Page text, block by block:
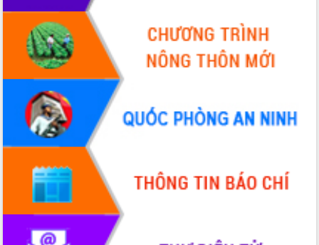
Đắk Lắk sẵn sàng các điều kiện cho
Ngày hội bầu cử đại biểu Quốc hội
khóa XVI và HĐND các cấp nhiệm kỳ
2026-2031
Đảm bảo cuộc bầu cử đại biểu Quốc
hội và đại biểu HĐND các cấp diễn ra
an toàn, hiệu quả, đúng quy định
Thủ tướng Chính phủ Phạm Minh Chính
kiểm tra, chỉ đạo hoàn thành các dự
án cao tốc và thăm khu tái định cư tại
Sôi nổi Hội đua ngựa truyền thống Gò
Thì Thùng mừng Xuân Bính Ngọ 2026
Lãnh đạo tỉnh dâng hương tưởng niệm
tại Đập Đồng Cam đầu Xuân Bính Ngọ
Ngành nông nghiệp phấn đấu tăng